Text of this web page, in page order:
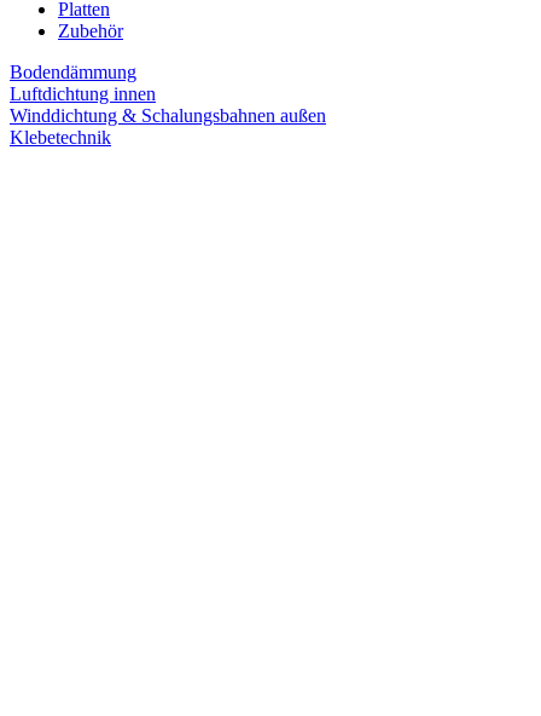
Platten
Zubehör
Bodendämmung
Luftdichtung innen
Winddichtung & Schalungsbahnen außen
Klebetechnik